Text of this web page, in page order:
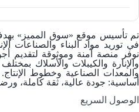
تم تأسيس موقع «سوق المميز»
في توريد مواد البناء والصناعات
نوفر منصة آمنة وموثوقة لتقديم
والإنارة و الكيبلات والأسلاك بمختلف
والمعدات الصناعية وخطوط
أساسية: جودة عالية، ثقة كاملة،
الوصول السریع